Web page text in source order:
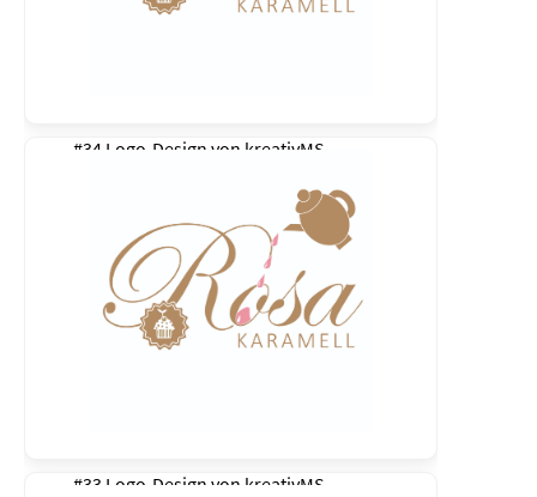
#34 Logo-Design von kreativMS
#33 Logo-Design von kreativMS